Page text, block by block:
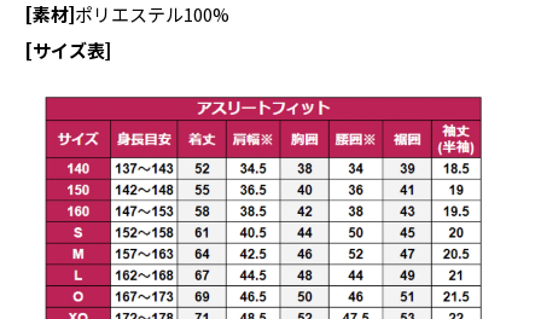
[素材]ポリエステル100%
[サイズ表]